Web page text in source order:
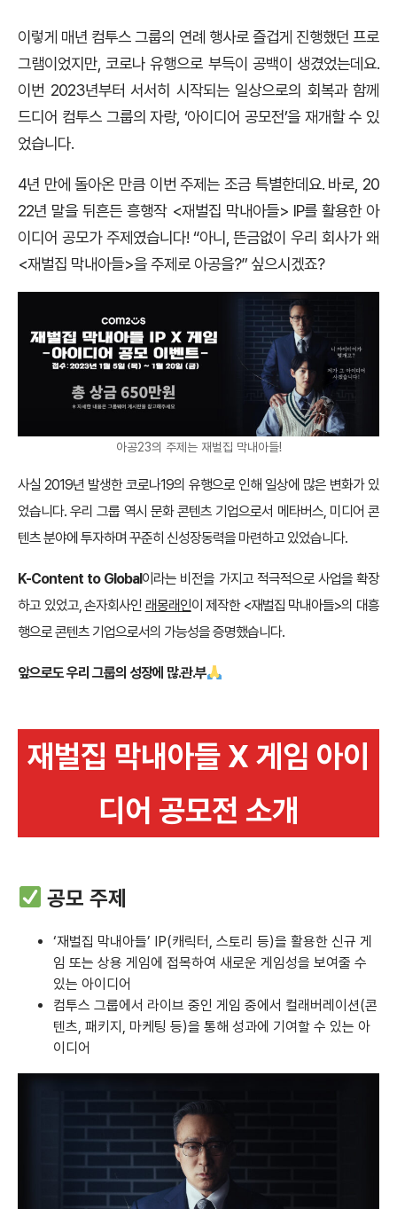
이렇게 매년 컴투스 그룹의 연례 행사로 즐겁게 진행했던 프로
그램이었지만, 코로나 유행으로 부득이 공백이 생겼었는데요.
이번 2023년부터 서서히 시작되는 일상으로의 회복과 함께
드디어 컴투스 그룹의 자랑, ‘아이디어 공모전’을 재개할 수 있
었습니다.
4년 만에 돌아온 만큼 이번 주제는 조금 특별한데요. 바로, 20
22년 말을 뒤흔든 흥행작 <재벌집 막내아들> IP를 활용한 아
이디어 공모가 주제였습니다! “아니, 뜬금없이 우리 회사가 왜
<재벌집 막내아들>을 주제로 아공을?” 싶으시겠죠?
아공23의 주제는 재벌집 막내아들!
사실 2019년 발생한 코로나19의 유행으로 인해 일상에 많은 변화가 있
었습니다. 우리 그룹 역시 문화 콘텐츠 기업으로서 메타버스, 미디어 콘
텐츠 분야에 투자하며 꾸준히 신성장동력을 마련하고 있었습니다.
K-Content to Global이라는 비전을 가지고 적극적으로 사업을 확장
하고 있었고, 손자회사인 래몽래인이 제작한 <재벌집 막내아들>의 대흥
행으로 콘텐츠 기업으로서의 가능성을 증명했습니다.
앞으로도 우리 그룹의 성장에 많.관.부
재벌집 막내아들 X 게임 아이
디어 공모전 소개
공모 주제
‘재벌집 막내아들’ IP(캐릭터, 스토리 등)을 활용한 신규 게
임 또는 상용 게임에 접목하여 새로운 게임성을 보여줄 수
있는 아이디어
컴투스 그룹에서 라이브 중인 게임 중에서 컬래버레이션(콘
텐츠, 패키지, 마케팅 등)을 통해 성과에 기여할 수 있는 아
이디어